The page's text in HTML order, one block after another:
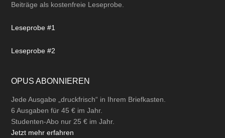
Beiträge als kostenfreie Leseprobe.
Leseprobe #1
Leseprobe #2
OPUS ABONNIEREN
Jede Ausgabe „druckfrisch“ in Ihrem Briefkasten.
6 Ausgaben für 45 € im Jahr.
Studenten-Abo nur 25 € im Jahr.
Jetzt mehr erfahren